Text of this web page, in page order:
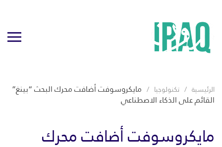
الرئيسية تكنولوجيا مايكروسوفت أضافت محرك البحث “بينغ”
القائم على الذكاء الاصطناعي
مايكروسوفت أضافت محرك